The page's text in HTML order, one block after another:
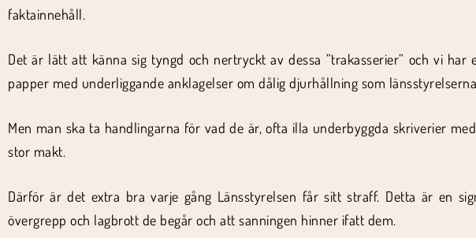
faktainnehåll.
Det är lätt att känna sig tyngd och nertryckt av dessa ”trakasserier” och vi
papper med underliggande anklagelser om dålig djurhållning som
Men man ska ta handlingarna för vad de är, ofta illa underbyggda skriverier
stor makt.
Därför är det extra bra varje gång Länsstyrelsen får sitt straff. Detta är en
övergrepp och lagbrott de begår och att sanningen hinner ifatt dem.